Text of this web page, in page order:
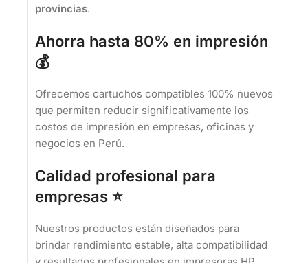
provincias.
Ahorra hasta 80% en impresión
💰
Ofrecemos cartuchos compatibles 100% nuevos
que permiten reducir significativamente los
costos de impresión en empresas, oficinas y
negocios en Perú.
Calidad profesional para
empresas ⭐
Nuestros productos están diseñados para
brindar rendimiento estable, alta compatibilidad